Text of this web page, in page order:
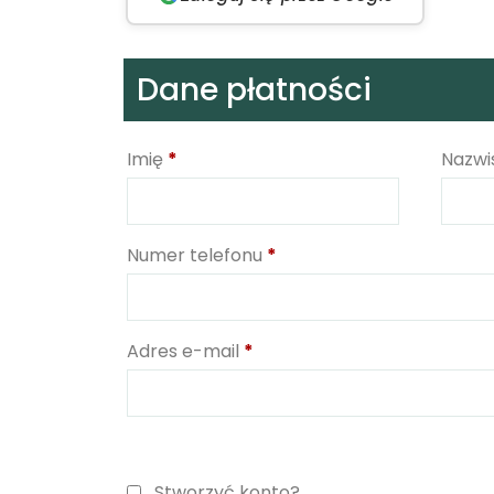
Dane płatności
Imię *
Numer telefonu *
Adres e-mail *